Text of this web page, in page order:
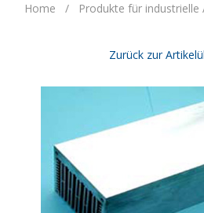
Home / Produkte für industrielle
Zurück zur